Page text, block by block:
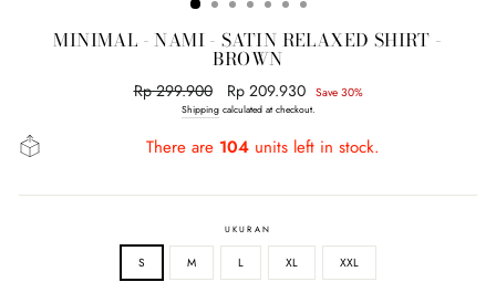
MINIMAL - NAMI - SATIN RELAXED SHIRT -
BROWN
Regular
price
Rp 299.900
Sale
price
Rp 209.930 Save 30%
Shippingcalculated at checkout.
There are 104 units left in stock.
UKURAN
S M L XL XXL